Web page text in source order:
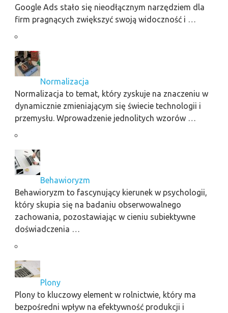
Google Ads stało się nieodłącznym narzędziem dla
firm pragnących zwiększyć swoją widoczność i …
Normalizacja
Normalizacja to temat, który zyskuje na znaczeniu w
dynamicznie zmieniającym się świecie technologii i
przemysłu. Wprowadzenie jednolitych wzorów …
Behawioryzm
Behawioryzm to fascynujący kierunek w psychologii,
który skupia się na badaniu obserwowalnego
zachowania, pozostawiając w cieniu subiektywne
doświadczenia …
Plony
Plony to kluczowy element w rolnictwie, który ma
bezpośredni wpływ na efektywność produkcji i